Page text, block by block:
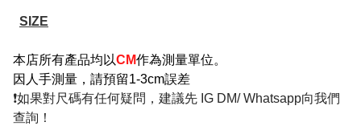
SIZE
本店所有產品均以CM作為測量單位。
因人手測量，請預留1-3cm誤差
❗如果對尺碼有任何疑問，建議先 IG DM/ Whatsapp向我們
查詢！